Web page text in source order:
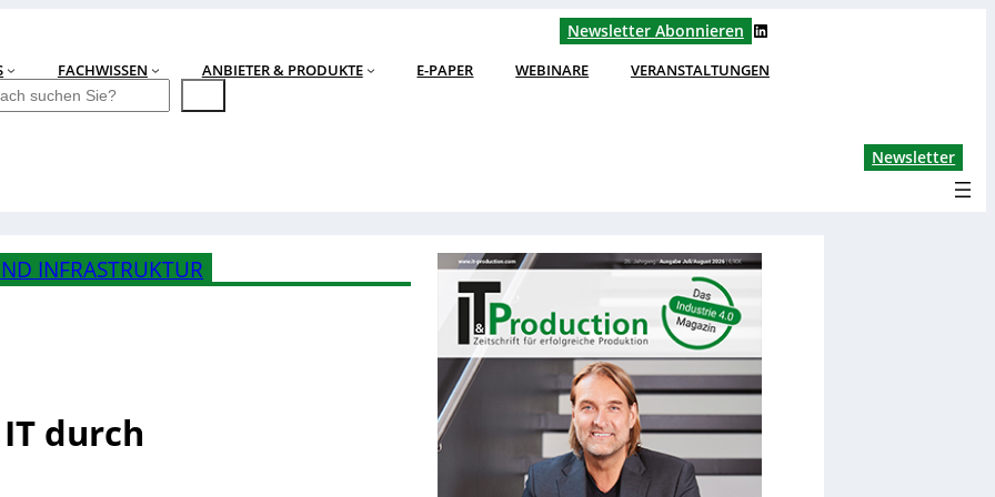
Newsletter Abonnieren LinkedIn
FACHWISSEN ANBIETER & PRODUKTE E-PAPER WEBINARE VERANSTALTUNGEN
Newsletter
INFRASTRUKTUR
durch